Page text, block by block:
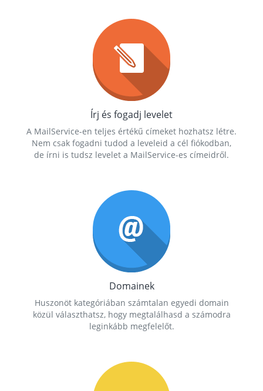
Írj és fogadj levelet
A MailService-en teljes értékű címeket hozhatsz létre.
Nem csak fogadni tudod a leveleid a cél fiókodban,
de írni is tudsz levelet a MailService-es címeidről.
Domainek
Huszonöt kategóriában számtalan egyedi domain
közül választhatsz, hogy megtalálhasd a számodra
leginkább megfelelőt.